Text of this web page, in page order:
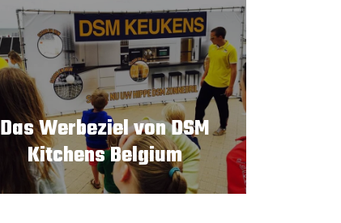
Das Werbeziel von DSM
Kitchens Belgium